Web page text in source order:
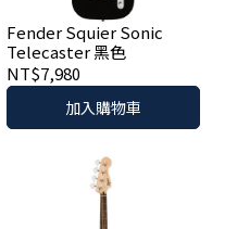
Fender Squier Sonic
Telecaster 黑色
NT$7,980
加入購物車